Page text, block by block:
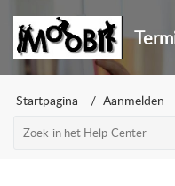
Startpagina Aanmelden